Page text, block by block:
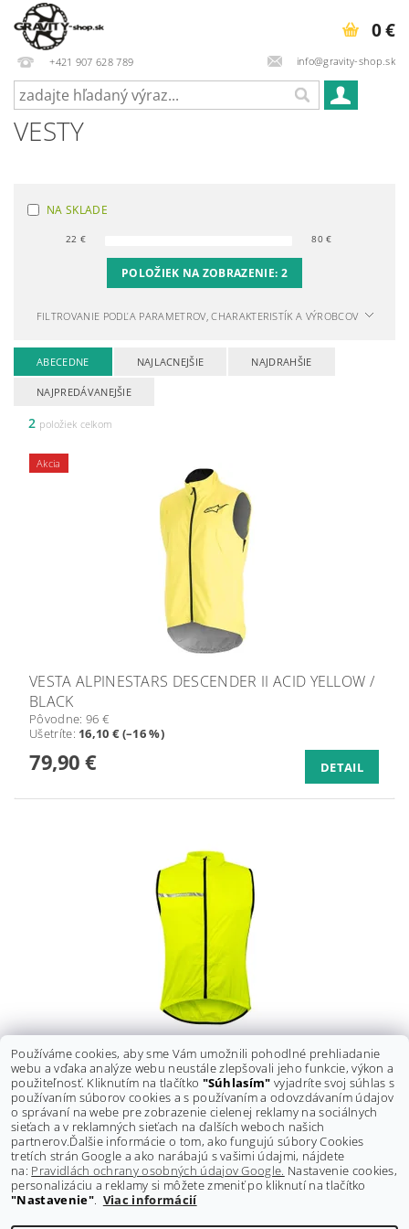
+421 907 628 789 info@gravity-shop.sk
0 €
VESTY
NA SKLADE
22 € 80€
POLOŽIEK NA ZOBRAZENIE: 2
FILTROVANIE PODĽA PARAMETROV, CHARAKTERISTÍK A VÝROBCOV
ABECEDNE NAJLACNEJŠIE NAJDRAHŠIE
NAJPREDÁVANEJŠIE
2 položiek celkom
Akcia
VESTA ALPINESTARS DESCENDER II ACID YELLOW /
BLACK
Pôvodne: 96 €
Ušetríte: 16,10 € (–16 %)
79,90 € DETAIL
VESTA FORCE WINDPRO NEPREFÚKAVÁ FLUO
Pôvodne:26 €
Ušetríte:3,10 € (–11 %)
22,90 € DETAIL
Shoptet.sk
Používáme cookies, aby sme Vám umožnili pohodlné prehliadanie
webu a vďaka analýze webu neustále zlepšovali jeho funkcie, výkon a
použiteľnosť. Kliknutím na tlačítko "Súhlasím" vyjadríte svoj súhlas s
používaním súborov cookies a s používaním a odovzdávaním údajov
o správaní na webe pre zobrazenie cielenej reklamy na sociálnych
sieťach a v reklamných sieťach na ďalších weboch našich
partnerov.Ďalšie informácie o tom, ako fungujú súbory Cookies
tretích strán Google a ako narábajú s vašimi údajmi, nájdete
na: Pravidlách ochrany osobných údajov Google. Nastavenie cookies,
personalizáciu a reklamy si môžete zmeniť po kliknutí na tlačítko
"Nastavenie". Viac informácií